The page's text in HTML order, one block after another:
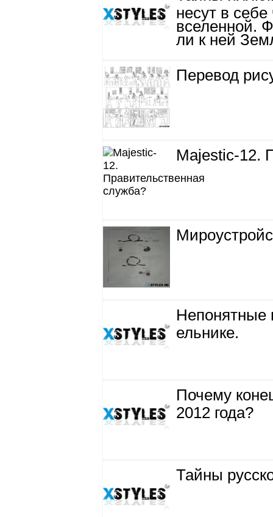
несут в себе
вселенной.
ли к ней
Перевод
Majestic-12.
Непонятные
ельнике.
Почему
2012 года?
Тайны